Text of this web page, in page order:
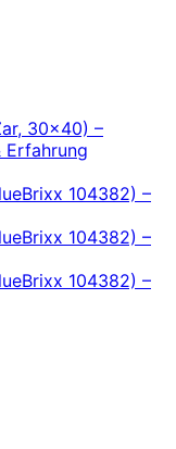
30×40) –
Erfahrung
104382) –
104382) –
104382) –